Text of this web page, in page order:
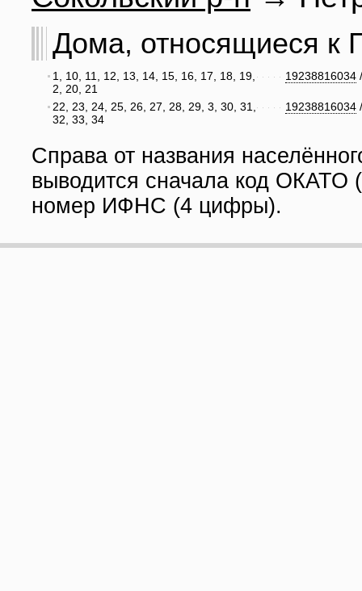
Дома, относящиеся к
19238816034
1, 10, 11, 12, 13, 14, 15, 16, 17, 18, 19,
2, 20, 21
19238816034
22, 23, 24, 25, 26, 27, 28, 29, 3, 30, 31,
32, 33, 34
Справа от названия
выводится сначала код ОКАТО
номер ИФНС (4 цифры).